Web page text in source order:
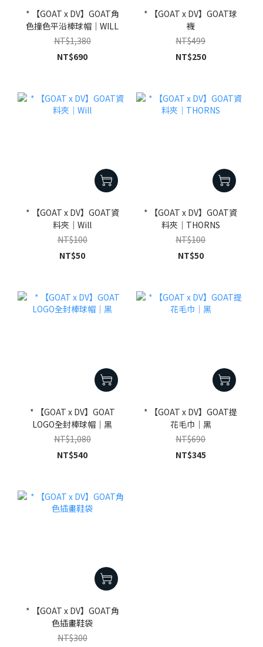
* 【GOAT x DV】GOAT角
色撞色平沿棒球帽｜WILL
NT$1,380
NT$690
* 【GOAT x DV】GOAT球
襪
NT$499
NT$250
* 【GOAT x DV】GOAT資
料夾｜Will
NT$100
NT$50
* 【GOAT x DV】GOAT資
料夾｜THORNS
NT$100
NT$50
* 【GOAT x DV】GOAT
LOGO全封棒球帽｜黑
NT$1,080
NT$540
* 【GOAT x DV】GOAT提
花毛巾｜黑
NT$690
NT$345
* 【GOAT x DV】GOAT角
色插畫鞋袋
NT$300